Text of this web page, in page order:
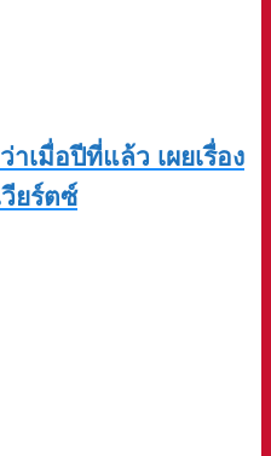
เมื่อปีที่แล้ว เผยเรื่อง
ยร์ตซ์